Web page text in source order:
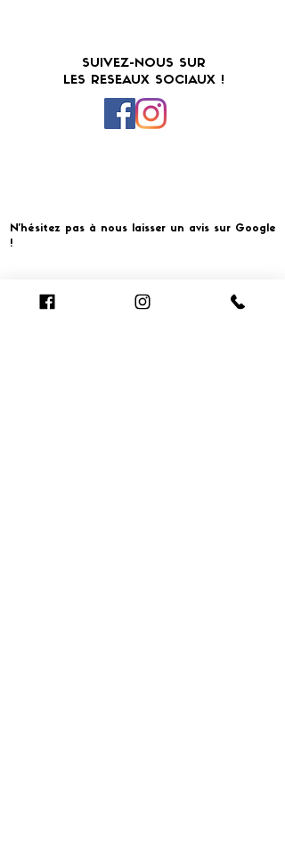
SUIVEZ-NOUS SUR
LES RESEAUX SOCIAUX !
N'hésitez pas à nous laisser un avis sur Google
!
Cliquer pour laisser un avis